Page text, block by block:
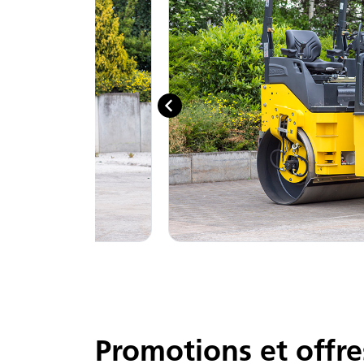
Promotions et